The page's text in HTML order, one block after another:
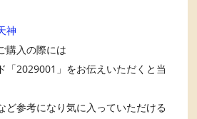
神
購入の際には
「2029001」をお伝えいただくと当
ど参考になり気に入っていただける